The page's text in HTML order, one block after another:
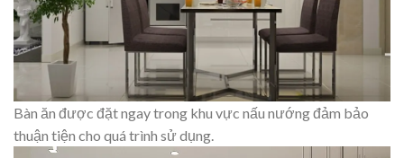
Bàn ăn được đặt ngay trong khu vực nấu nướng đảm bảo
thuận tiện cho quá trình sử dụng.